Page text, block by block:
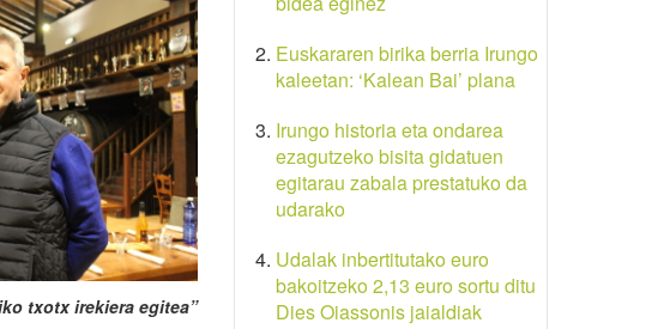
txotx irekiera egitea”
Euskararen birika berria Irungo
kaleetan: ‘Kalean Bai’ plana
Irungo historia eta ondarea
ezagutzeko bisita gidatuen
egitarau zabala prestatuko da
udarako
Udalak inbertitutako euro
bakoitzeko 2,13 euro sortu ditu
Dies Oiassonis jaialdiak